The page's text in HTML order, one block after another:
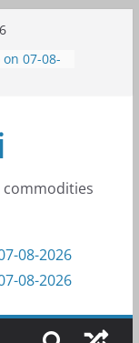
07-08-
05-08-
04-08-
08-2026
08-2026